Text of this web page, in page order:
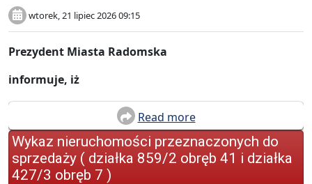
wtorek, 21 lipiec 2026 09:15
Prezydent Miasta Radomska
informuje, iż
Read more
Wykaz nieruchomości przeznaczonych do
sprzedaży ( działka 859/2 obręb 41 i działka
427/3 obręb 7 )